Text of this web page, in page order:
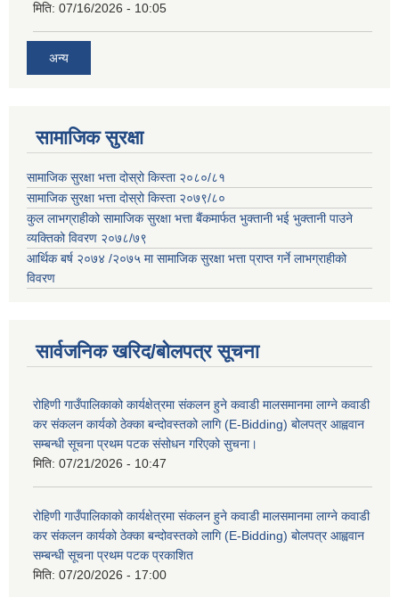
मिति: 07/16/2026 - 10:05
अन्य
सामाजिक सुरक्षा
सामाजिक सुरक्षा भत्ता दोस्रो किस्ता २०८०/८१
सामाजिक सुरक्षा भत्ता दोस्रो किस्ता २०७९/८०
कुल लाभग्राहीको सामाजिक सुरक्षा भत्ता बैंकमार्फत भुक्तानी भई भुक्तानी पाउने
व्यक्तिको विवरण २०७८/७९
आर्थिक बर्ष २०७४ /२०७५ मा सामाजिक सुरक्षा भत्ता प्राप्त गर्ने लाभग्राहीको
विवरण
सार्वजनिक खरिद/बोलपत्र सूचना
रोहिणी गाउँपालिकाको कार्यक्षेत्रमा संकलन हुने कवाडी मालसमानमा लाग्ने कवाडी
कर संकलन कार्यको ठेक्का बन्दोवस्तको लागि (E-Bidding) बोलपत्र आह्ववान
सम्बन्धी सूचना प्रथम पटक संसोधन गरिएको सुचना।
मिति: 07/21/2026 - 10:47
रोहिणी गाउँपालिकाको कार्यक्षेत्रमा संकलन हुने कवाडी मालसमानमा लाग्ने कवाडी
कर संकलन कार्यको ठेक्का बन्दोवस्तको लागि (E-Bidding) बोलपत्र आह्ववान
सम्बन्धी सूचना प्रथम पटक प्रकाशित
मिति: 07/20/2026 - 17:00